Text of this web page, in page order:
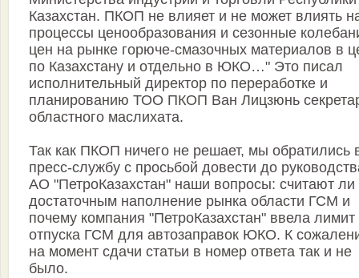
Казахстан. ПКОП не влияет и не может влиять
процессы ценообразования и сезонные
цен на рынке горюче-смазочных материалов в
по Казахстану и отдельно в ЮКО…" Это писал
исполнительный директор по переработке и
планированию ТОО ПКОП Ван Лицзюнь
областного маслихата.
Так как ПКОП ничего не решает, мы обратились
пресс-службу с просьбой довести до
АО "ПетроКазахстан" наши вопросы: считают ли
достаточным наполнение рынка области ГСМ и
почему компания "ПетроКазахстан" ввела лимит
отпуска ГСМ для автозаправок ЮКО. К
на момент сдачи статьи в номер ответа так и не
было.